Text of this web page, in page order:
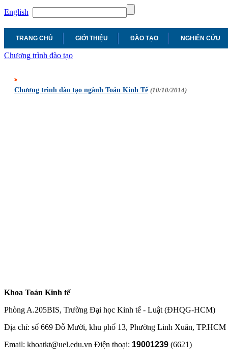
English
TRANG CHỦ GIỚI THIỆU ĐÀO TẠO NGHIÊN CỨU
Chương trình đào tạo
Chương trình đào tạo ngành Toán Kinh Tế (10/10/2014)
Khoa Toán Kinh tế
Phòng A.205BIS, Trường Đại học Kinh tế - Luật (ĐHQG-HCM)
Địa chỉ: số 669 Đỗ Mười, khu phố 13, Phường Linh Xuân, TP.HCM
Email: khoatkt@uel.edu.vn Điện thoại: 19001239 (6621)